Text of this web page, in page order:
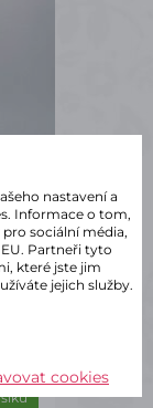
34
nastavení a
Informace o tom,
sociální média,
Partneři tyto
které jste jim
jejich služby.
cookies